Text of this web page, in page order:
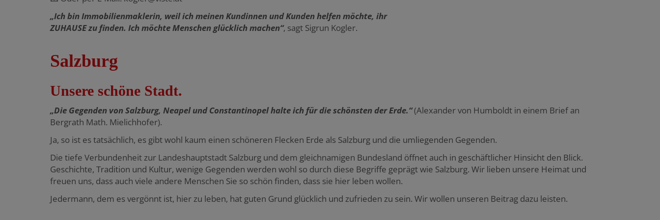
„Ich bin Immobilienmaklerin, weil ich meinen Kundinnen und Kunden helfen möchte, ihr
ZUHAUSE zu finden. Ich möchte Menschen glücklich machen“, sagt Sigrun Kogler.
Salzburg
Unsere schöne Stadt.
„Die Gegenden von Salzburg, Neapel und Constantinopel halte ich für die schönsten der Erde.“(Alexander von Humboldt in einem Brief an
Bergrath Math. Mielichhofer).
Ja, so ist es tatsächlich, es gibt wohl kaum einen schöneren Flecken Erde als Salzburg und die umliegenden Gegenden.
Die tiefe Verbundenheit zur Landeshauptstadt Salzburg und dem gleichnamigen Bundesland öffnet auch in geschäftlicher Hinsicht den Blick.
Geschichte, Tradition und Kultur, wenige Gegenden werden wohl so durch diese Begriffe geprägt wie Salzburg. Wir lieben unsere Heimat und
freuen uns, dass auch viele andere Menschen Sie so schön finden, dass sie hier leben wollen.
Jedermann, dem es vergönnt ist, hier zu leben, hat guten Grund glücklich und zufrieden zu sein. Wir wollen unseren Beitrag dazu leisten.